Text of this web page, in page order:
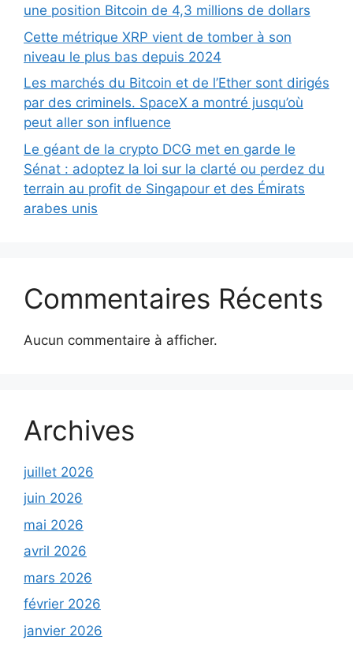
une position Bitcoin de 4,3 millions de dollars
Cette métrique XRP vient de tomber à son
niveau le plus bas depuis 2024
Les marchés du Bitcoin et de l’Ether sont dirigés
par des criminels. SpaceX a montré jusqu’où
peut aller son influence
Le géant de la crypto DCG met en garde le
Sénat : adoptez la loi sur la clarté ou perdez du
terrain au profit de Singapour et des Émirats
arabes unis
Commentaires Récents
Aucun commentaire à afficher.
Archives
juillet 2026
juin 2026
mai 2026
avril 2026
mars 2026
février 2026
janvier 2026